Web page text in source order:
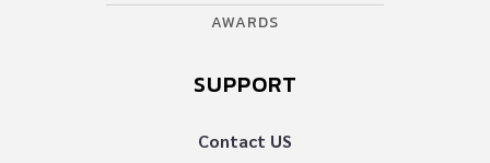
AWARDS
SUPPORT
Contact US